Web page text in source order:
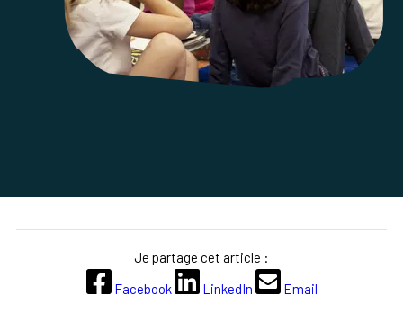
Je partage cet article :
Facebook
LinkedIn Email